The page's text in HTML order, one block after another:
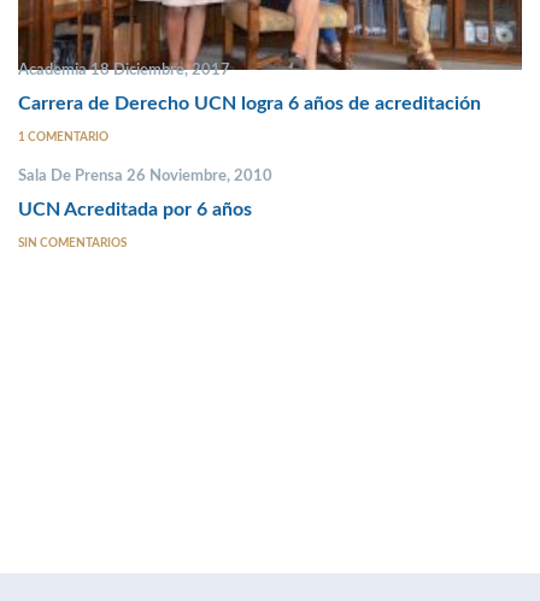
Academia 18 Diciembre, 2017
Carrera de Derecho UCN logra 6 años de acreditación
1 COMENTARIO
Sala De Prensa 26 Noviembre, 2010
UCN Acreditada por 6 años
SIN COMENTARIOS